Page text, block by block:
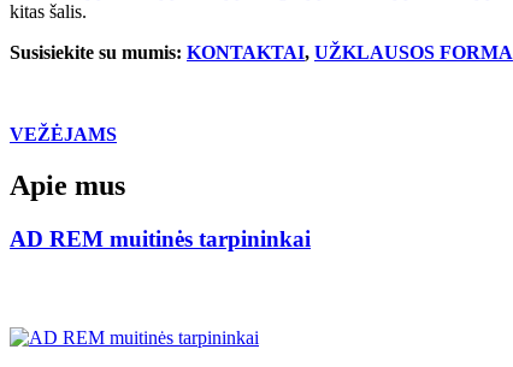
kitas šalis.
Susisiekite su mumis: KONTAKTAI, UŽKLAUSOS FORMA
VEŽĖJAMS
Apie mus
AD REM muitinės tarpininkai